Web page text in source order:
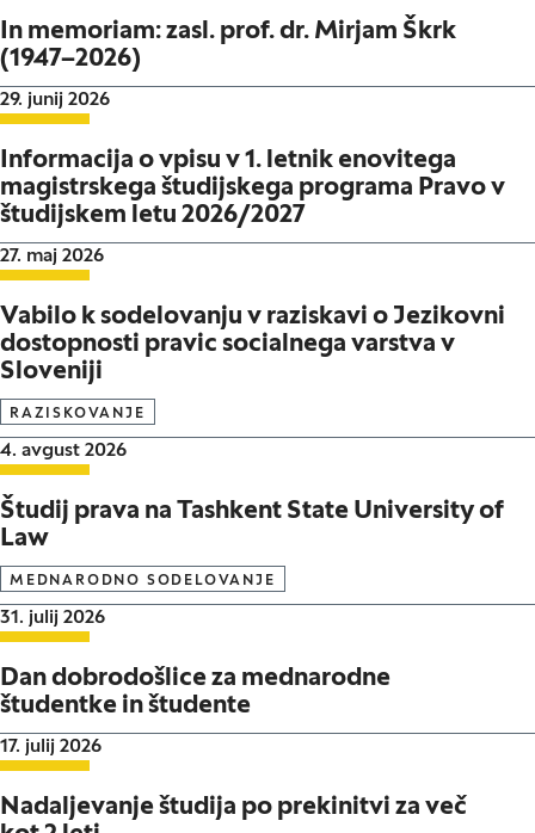
In memoriam: zasl. prof. dr. Mirjam Škrk
(1947–2026)
Datum objave:
29. junij 2026
Informacija o vpisu v 1. letnik enovitega
magistrskega študijskega programa Pravo v
študijskem letu 2026/2027
Datum objave:
27. maj 2026
Vabilo k sodelovanju v raziskavi o Jezikovni
dostopnosti pravic socialnega varstva v
Sloveniji
RAZISKOVANJE
Datum objave:
4. avgust 2026
Študij prava na Tashkent State University of
Law
MEDNARODNO SODELOVANJE
Datum objave:
31. julij 2026
Dan dobrodošlice za mednarodne
študentke in študente
Datum objave:
17. julij 2026
Nadaljevanje študija po prekinitvi za več